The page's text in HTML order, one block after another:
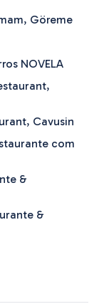
Göreme
NOVELA
Cavusin
com
&
&